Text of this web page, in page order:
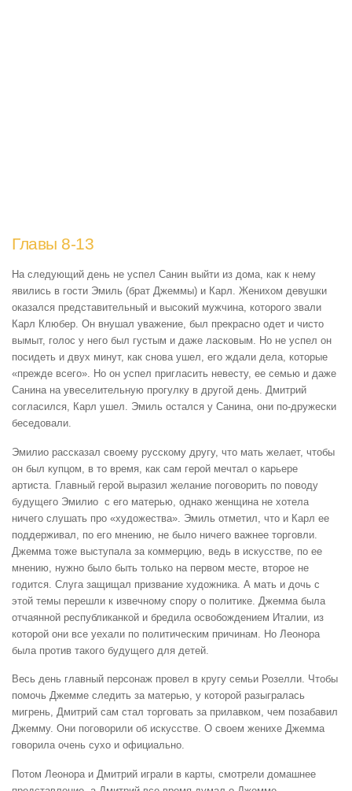
Главы 8-13
На следующий день не успел Санин выйти из дома, как к нему
явились в гости Эмиль (брат Джеммы) и Карл. Женихом девушки
оказался представительный и высокий мужчина, которого звали
Карл Клюбер. Он внушал уважение, был прекрасно одет и чисто
вымыт, голос у него был густым и даже ласковым. Но не успел он
посидеть и двух минут, как снова ушел, его ждали дела, которые
«прежде всего». Но он успел пригласить невесту, ее семью и даже
Санина на увеселительную прогулку в другой день. Дмитрий
согласился, Карл ушел. Эмиль остался у Санина, они по-дружески
беседовали.
Эмилио рассказал своему русскому другу, что мать желает, чтобы
он был купцом, в то время, как сам герой мечтал о карьере
артиста. Главный герой выразил желание поговорить по поводу
будущего Эмилио с его матерью, однако женщина не хотела
ничего слушать про «художества». Эмиль отметил, что и Карл ее
поддерживал, по его мнению, не было ничего важнее торговли.
Джемма тоже выступала за коммерцию, ведь в искусстве, по ее
мнению, нужно было быть только на первом месте, второе не
годится. Слуга защищал призвание художника. А мать и дочь с
этой темы перешли к извечному спору о политике. Джемма была
отчаянной республиканкой и бредила освобождением Италии, из
которой они все уехали по политическим причинам. Но Леонора
была против такого будущего для детей.
Весь день главный персонаж провел в кругу семьи Розелли. Чтобы
помочь Джемме следить за матерью, у которой разыгралась
мигрень, Дмитрий сам стал торговать за прилавком, чем позабавил
Джемму. Они поговорили об искусстве. О своем женихе Джемма
говорила очень сухо и официально.
Потом Леонора и Дмитрий играли в карты, смотрели домашнее